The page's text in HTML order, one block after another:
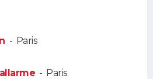
- Paris
- Paris